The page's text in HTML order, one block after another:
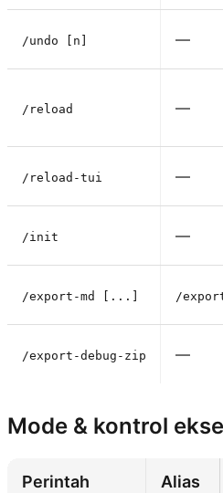
/undo [n] —
/reload —
/reload-tui —
/init —
/export-md [...] /
/export-debug-zip —
Mode & kontrol
Perintah Alias